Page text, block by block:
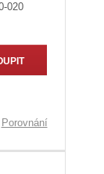
020
Porovnání